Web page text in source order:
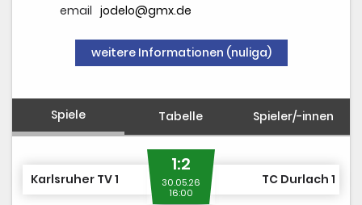
email jodelo@gmx.de
weitere Informationen (nuliga)
Spiele Tabelle Spieler/-innen
Karlsruher TV 1
1:2
30.05.26
16:00
TC Durlach 1